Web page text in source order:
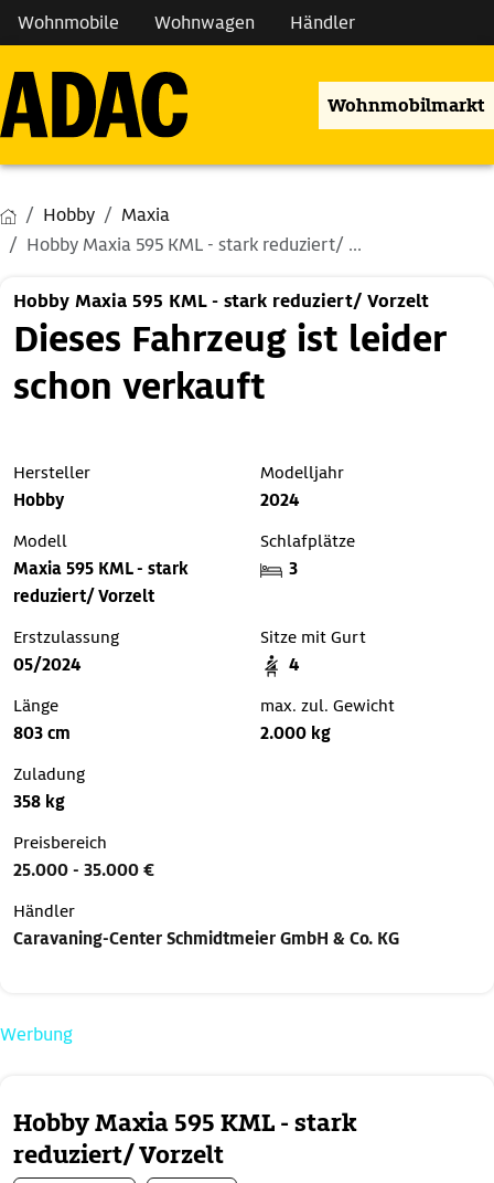
Wohnmobile Wohnwagen Händler
Wohnmobilmarkt
Hobby
Maxia
Hobby Maxia 595 KML - stark reduziert/ ...
Hobby Maxia 595 KML - stark
reduziert/ Vorzelt
Hobby Maxia 595 KML - stark reduziert/ Vorzelt
Dieses Fahrzeug ist leider
schon verkauft
Hersteller
Hobby
Modelljahr
2024
Modell
Maxia 595 KML - stark
reduziert/ Vorzelt
Schlafplätze
3
Erstzulassung
05/2024
Sitze mit Gurt
4
Länge
803 cm
max. zul. Gewicht
2.000 kg
Zuladung
358 kg
Preisbereich
25.000 - 35.000 €
Händler
Caravaning-Center Schmidtmeier GmbH & Co. KG
Werbung